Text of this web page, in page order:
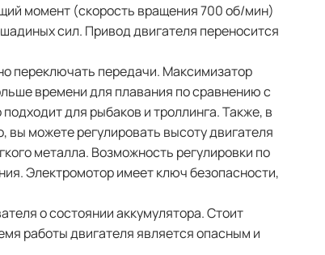
момент (скорость вращения 700 об/мин)
сил. Привод двигателя переносится
переключать передачи. Максимизатор
времени для плавания по сравнению с
для рыбаков и троллинга. Также, в
можете регулировать высоту двигателя
металла. Возможность регулировки по
Электромотор имеет ключ безопасности,
о состоянии аккумулятора. Стоит
работы двигателя является опасным и